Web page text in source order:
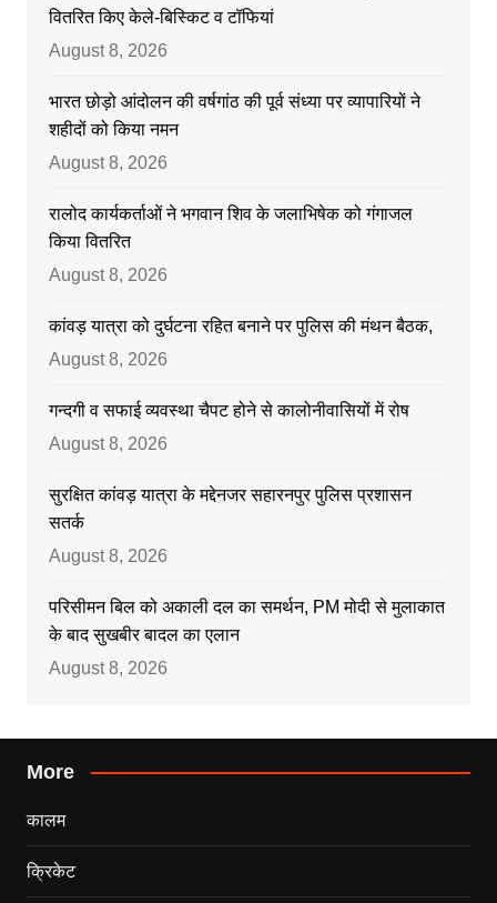
वितरित किए केले-बिस्किट व टॉफियां
August 8, 2026
भारत छोड़ो आंदोलन की वर्षगांठ की पूर्व संध्या पर व्यापारियों ने
शहीदों को किया नमन
August 8, 2026
रालोद कार्यकर्ताओं ने भगवान शिव के जलाभिषेक को गंगाजल
किया वितरित
August 8, 2026
कांवड़ यात्रा को दुर्घटना रहित बनाने पर पुलिस की मंथन बैठक,
August 8, 2026
गन्दगी व सफाई व्यवस्था चैपट होने से कालोनीवासियों में रोष
August 8, 2026
सुरक्षित कांवड़ यात्रा के मद्देनजर सहारनपुर पुलिस प्रशासन
सतर्क
August 8, 2026
परिसीमन बिल को अकाली दल का समर्थन, PM मोदी से मुलाकात
के बाद सुखबीर बादल का एलान
August 8, 2026
More
कालम
क्रिकेट